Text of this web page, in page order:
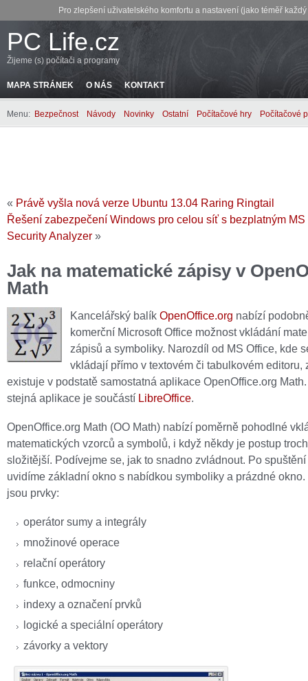
Pro zlepšení uživatelského komfortu a nastavení (jako téměř
PC Life.cz
Žijeme (s) počítači a programy
MAPA STRÁNEK O NÁS KONTAKT
Menu: Bezpečnost Návody Novinky Ostatní Počítačové hry Počítačové
« Právě vyšla nová verze Ubuntu 13.04 Raring Ringtail
Řešení zabezpečení Windows pro celou síť s bezplatným
Security Analyzer »
Jak na matematické zápisy v
Math
Kancelářský balík OpenOffice.org nabízí
komerční Microsoft Office možnost vkládání
zápisů a symboliky. Narozdíl od MS Office, kde
vkládají přímo v textovém či tabulkovém editoru,
existuje v podstatě samostatná aplikace OpenOffice.org
stejná aplikace je součástí LibreOffice.
OpenOffice.org Math (OO Math) nabízí poměrně pohodlné
matematických vzorců a symbolů, i když někdy je postup
složitější. Podívejme se, jak to snadno zvládnout. Po spuštění
uvidíme základní okno s nabídkou symboliky a prázdné
jsou prvky:
operátor sumy a integrály
množinové operace
relační operátory
funkce, odmocniny
indexy a označení prvků
logické a speciální operátory
závorky a vektory